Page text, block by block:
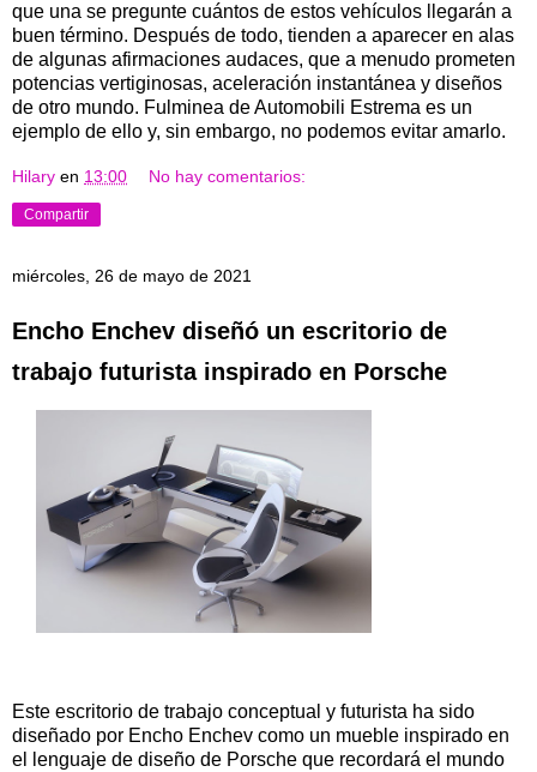
que una se pregunte cuántos de estos vehículos llegarán a
buen término. Después de todo, tienden a aparecer en alas
de algunas afirmaciones audaces, que a menudo prometen
potencias vertiginosas, aceleración instantánea y diseños
de otro mundo. Fulminea de Automobili Estrema es un
ejemplo de ello y, sin embargo, no podemos evitar amarlo.
Hilary en 13:00 No hay comentarios:
Compartir
miércoles, 26 de mayo de 2021
Encho Enchev diseñó un escritorio de
trabajo futurista inspirado en Porsche
Este escritorio de trabajo conceptual y futurista ha sido
diseñado por Encho Enchev como un mueble inspirado en
el lenguaje de diseño de Porsche que recordará el mundo